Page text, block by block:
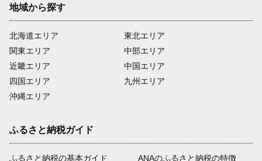
地域から探す
北海道エリア
関東エリア
近畿エリア
四国エリア
沖縄エリア
東北エリア
中部エリア
中国エリア
九州エリア
ふるさと納税ガイド
ふるさと納税の基本ガイド
ANAのふるさと納税の特徴